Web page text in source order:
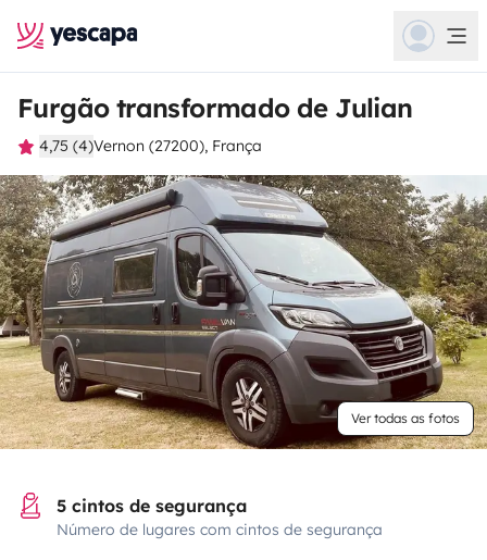
Furgão transformado de Julian
4,75 (4)Vernon (27200), França
Ver todas as fotos
5 cintos de segurança
Número de lugares com cintos de segurança